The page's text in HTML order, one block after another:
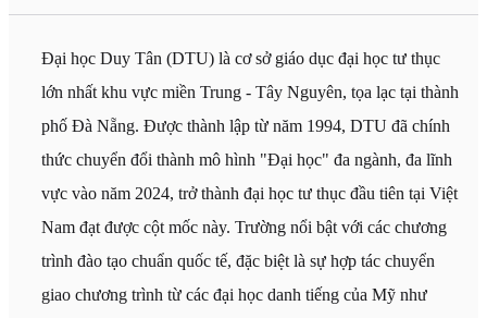
Đại học Duy Tân (DTU) là cơ sở giáo dục đại học tư thục
lớn nhất khu vực miền Trung - Tây Nguyên, tọa lạc tại thành
phố Đà Nẵng. Được thành lập từ năm 1994, DTU đã chính
thức chuyển đổi thành mô hình "Đại học" đa ngành, đa lĩnh
vực vào năm 2024, trở thành đại học tư thục đầu tiên tại Việt
Nam đạt được cột mốc này. Trường nổi bật với các chương
trình đào tạo chuẩn quốc tế, đặc biệt là sự hợp tác chuyển
giao chương trình từ các đại học danh tiếng của Mỹ như